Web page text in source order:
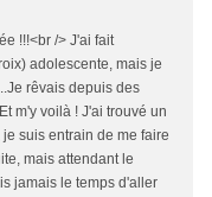
!!!<br /> J'ai fait
adolescente, mais je
rêvais depuis des
m'y voilà ! J'ai trouvé un
suis entrain de me faire
mais attendant le
jamais le temps d'aller